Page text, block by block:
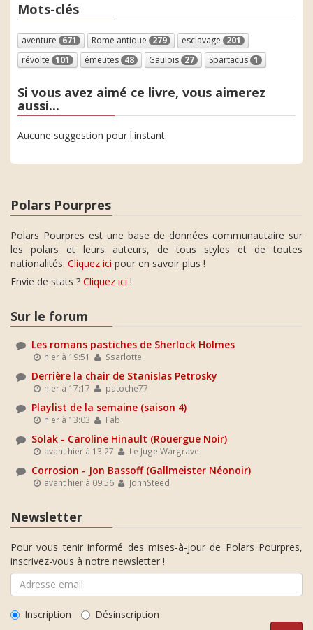
Mots-clés
aventure 671 Rome antique 279 esclavage 201
révolte 101 émeutes 48 Gaulois 27 Spartacus 1
Si vous avez aimé ce livre, vous aimerez
aussi...
Aucune suggestion pour l'instant.
Polars Pourpres
Polars Pourpres est une base de données communautaire sur
les polars et leurs auteurs, de tous styles et de toutes
nationalités. Cliquez ici pour en savoir plus !
Envie de stats ? Cliquez ici !
Sur le forum
Les romans pastiches de Sherlock Holmes
hier à 19:51 Ssarlotte
Derrière la chair de Stanislas Petrosky
hier à 17:17 patoche77
Playlist de la semaine (saison 4)
hier à 13:03 Fab
Solak - Caroline Hinault (Rouergue Noir)
avant hier à 13:27 Le Juge Wargrave
Corrosion - Jon Bassoff (Gallmeister Néonoir)
avant hier à 09:56 JohnSteed
Newsletter
Pour vous tenir informé des mises-à-jour de Polars Pourpres,
inscrivez-vous à notre newsletter !
Inscription Désinscription